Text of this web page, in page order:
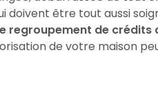
doivent être tout aussi
regroupement de crédits
de votre maison